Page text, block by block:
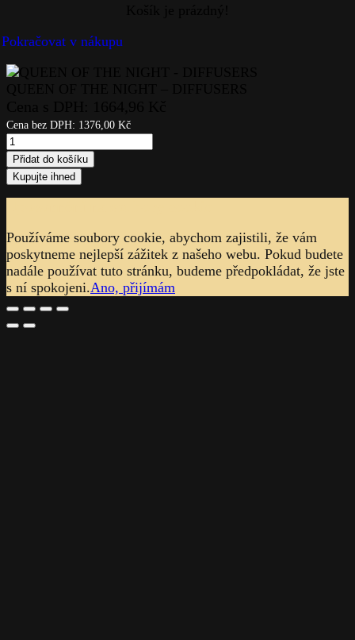
Cena bez DPH: 1376,00 Kč
QUEEN
OF
THE
NIGHT
quantity
Přidat do košíku
Kupujte ihned
Používáme soubory cookie, abychom zajistili, že vám
poskytneme nejlepší zážitek z našeho webu. Pokud budete
nadále používat tuto stránku, budeme předpokládat, že jste
s ní spokojeni.Ano, přijímám